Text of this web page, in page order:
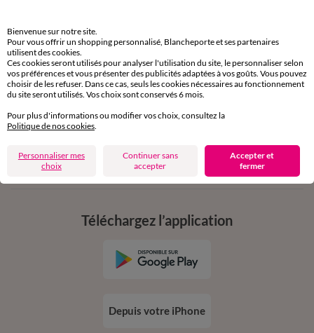
11€ Offerts
en vous inscrivant à la newsletter
dès 20€ d’achat
Ok
Téléchargez l’application
Depuis votre iPhone
Bienvenue sur notre site.
Pour vous offrir un shopping personnalisé, Blancheporte et ses partenaires
utilisent des cookies.
Ces cookies seront utilisés pour analyser l'utilisation du site, le personnaliser selon
vos préférences et vous présenter des publicités adaptées à vos goûts. Vous pouvez
choisir de les refuser. Dans ce cas, seuls les cookies nécessaires au fonctionnement
du site seront utilisés. Vos choix sont conservés 6 mois.
Pour plus d'informations ou modifier vos choix, consultez la
Politique de nos cookies
Personnaliser mes
choix
Continuer sans
accepter
Accepter et
fermer